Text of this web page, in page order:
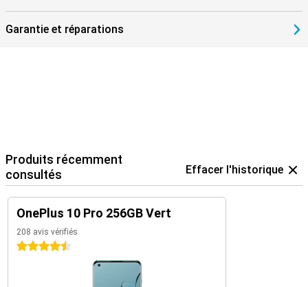
Garantie et réparations
Produits récemment
consultés
Effacer l'historique
OnePlus 10 Pro 256GB Vert
208 avis vérifiés
4.5 étoiles